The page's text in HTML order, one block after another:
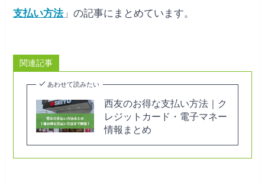
支払い方法」の記事にまとめています。
関連記事
あわせて読みたい
西友のお得な支払い方法｜ク
レジットカード・電子マネー
情報まとめ